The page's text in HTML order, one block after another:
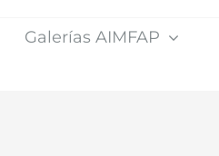
Galerías AIMFAP